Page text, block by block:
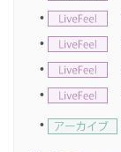
•
•
•
•
•